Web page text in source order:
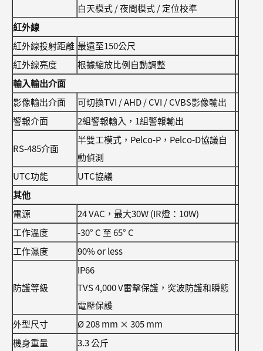
白天模式 / 夜間模式 / 定位校準
紅外線
紅外線投射距離 最遠至150公尺
紅外線亮度
根據縮放比例自動調整
輸入輸出介面
影像輸出介面
可切換TVI / AHD / CVI / CVBS影像輸出
警報介面
2組警報輸入，1組警報輸出
RS-485介面
半雙工模式，Pelco-P，Pelco-D協議自
動偵測
UTC功能
UTC協議
其他
電源
24 VAC，最大30W (IR燈：10W)
工作溫度
-30° C 至 65° C
工作濕度
90% or less
防護等級
IP66
TVS 4,000 V雷擊保護，突波防護和瞬態
電壓保護
外型尺寸
Ø 208 mm × 305 mm
機身重量
3.3 公斤